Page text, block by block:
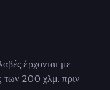
έρχονται με
των 200 χλμ. πριν